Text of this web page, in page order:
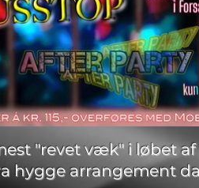
"revet væk" i løbet af
hygge arrangement